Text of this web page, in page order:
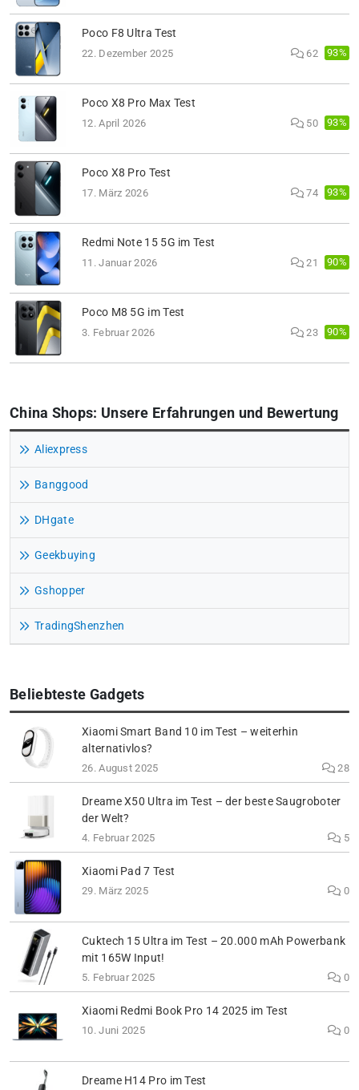
Poco F8 Ultra Test
22. Dezember 2025 62 93%
Poco X8 Pro Max Test
12. April 2026 50 93%
Poco X8 Pro Test
17. März 2026 74 93%
Redmi Note 15 5G im Test
11. Januar 2026 21 90%
Poco M8 5G im Test
3. Februar 2026 23 90%
China Shops: Unsere Erfahrungen und Bewertung
Aliexpress
Banggood
DHgate
Geekbuying
Gshopper
TradingShenzhen
Beliebteste Gadgets
Xiaomi Smart Band 10 im Test – weiterhin
alternativlos?
26. August 2025 28
Dreame X50 Ultra im Test – der beste Saugroboter
der Welt?
4. Februar 2025 5
Xiaomi Pad 7 Test
29. März 2025 0
Cuktech 15 Ultra im Test – 20.000 mAh Powerbank
mit 165W Input!
5. Februar 2025 0
Xiaomi Redmi Book Pro 14 2025 im Test
10. Juni 2025 0
Dreame H14 Pro im Test